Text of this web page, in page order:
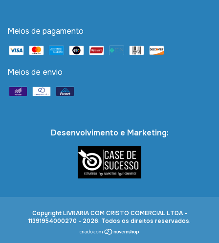
Meios de pagamento
Meios de envio
Desenvolvimento e Marketing:
Copyright LIVRARIA COM CRISTO COMERCIAL LTDA -
11391954000270 - 2026. Todos os direitos reservados.